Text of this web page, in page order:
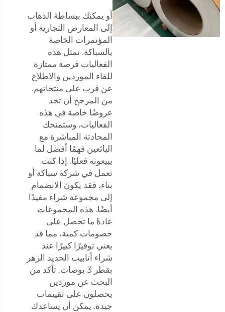
أو يمكنك ببساطة الذهاب
إلى المعارض التجارية أو
المؤتمرات الخاصة
بالسباكة. تمثل هذه
الفعاليات فرصة ممتازة
للقاء الموردين والاطلاع
عن قرب على منتجاتهم.
من المرجح أن تجد
عروضًا خاصة في هذه
الفعاليات، وستمنحك
المحادثة المباشرة مع
البائعين فهمًا أفضل لما
يبيعونه فعليًا. إذا كنت
تعمل في شركة سباكة أو
بناء، فقد يكون الانضمام
إلى مجموعة شراء مفيدًا
أيضًا. هذه المجموعات
عادةً ما تحصل على
خصومات كمية، مما قد
يعني توفيرًا كبيرًا عند
شراء أنابيب الحديد الزهر
بقطر 3 بوصات. تأكد من
البحث عن موردين
يحصلون على تقييمات
جيدة. يمكن أن يساعدك